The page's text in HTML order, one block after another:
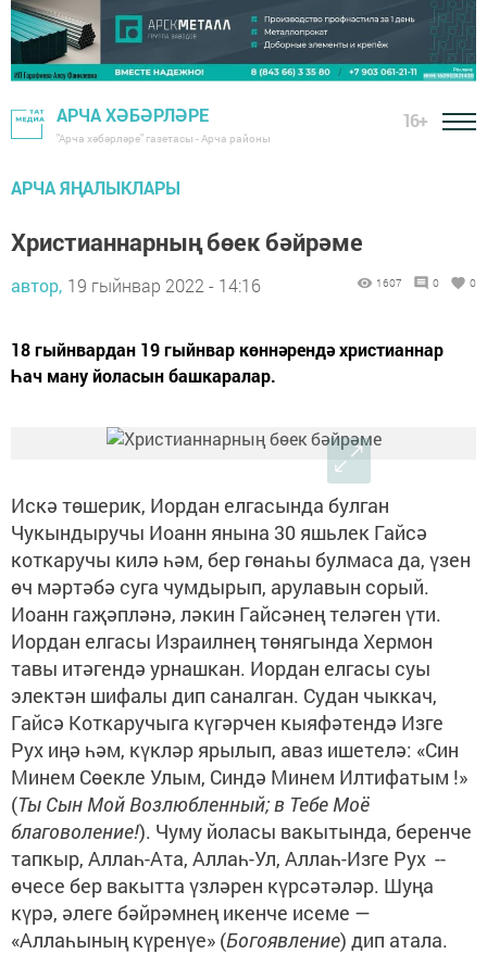
АРЧА ХӘБӘРЛӘРЕ
"Арча хәбәрләре" газетасы - Арча районы
16+
АРЧА ЯҢАЛЫКЛАРЫ
Христианнарның бөек бәйрәме
автор, 19 гыйнвар 2022 - 14:16 1607 0 0
18 гыйнвардан 19 гыйнвар көннәрендә христианнар
Һач ману йоласын башкаралар.
Искә төшерик, Иордан елгасында булган
Чукындыручы Иоанн янына 30 яшьлек Гайсә
коткаручы килә һәм, бер гөнаһы булмаса да, үзен
өч мәртәбә суга чумдырып, арулавын сорый.
Иоанн гаҗәпләнә, ләкин Гайсәнең теләген үти.
Иордан елгасы Израилнең төнягында Хермон
тавы итәгендә урнашкан. Иордан елгасы суы
электән шифалы дип саналган. Судан чыккач,
Гайсә Коткаручыга күгәрчен кыяфәтендә Изге
Рух иңә һәм, күкләр ярылып, аваз ишетелә: «Син
Минем Сөекле Улым, Синдә Минем Илтифатым !»
(Ты Сын Мой Возлюбленный; в Тебе Моё
благоволение!). Чуму йоласы вакытында, беренче
тапкыр, Аллаһ-Ата, Аллаһ-Ул, Аллаһ-Изге Рух --
өчесе бер вакытта үзләрен күрсәтәләр. Шуңа
күрә, әлеге бәйрәмнең икенче исеме —
«Аллаһының күренүе» (Богоявление) дип атала.